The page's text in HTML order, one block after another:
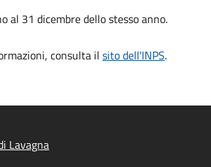
al 31 dicembre dello stesso anno.
consulta il sito dell'INPS.
Lavagna